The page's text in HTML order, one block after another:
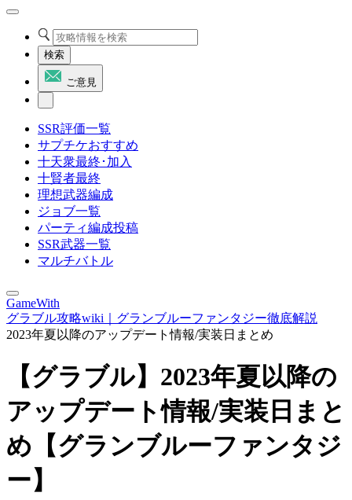
検索
ご意見
SSR評価一覧
サプチケおすすめ
十天衆最終･加入
十賢者最終
理想武器編成
ジョブ一覧
パーティ編成投稿
SSR武器一覧
マルチバトル
GameWith
グラブル攻略wiki｜グランブルーファンタジー徹底解説
2023年夏以降のアップデート情報/実装日まとめ
【グラブル】2023年夏以降の
アップデート情報/実装日まと
め【グランブルーファンタジ
ー】